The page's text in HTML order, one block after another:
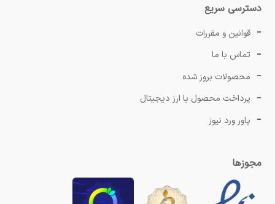
دسترسی سریع
قوانین و مقررات
تماس با ما
محصولات بروز شده
پرداخت محصول با ارز دیجیتال
پاور ورد نیوز
مجوزها